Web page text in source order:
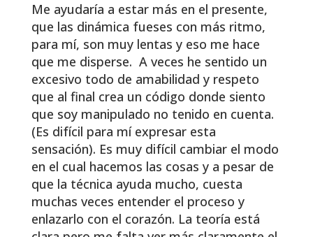
Me ayudaría a estar más en el presente,
que las dinámica fueses con más ritmo,
para mí, son muy lentas y eso me hace
que me disperse. A veces he sentido un
excesivo todo de amabilidad y respeto
que al final crea un código donde siento
que soy manipulado no tenido en cuenta.
(Es difícil para mí expresar esta
sensación). Es muy difícil cambiar el modo
en el cual hacemos las cosas y a pesar de
que la técnica ayuda mucho, cuesta
muchas veces entender el proceso y
enlazarlo con el corazón. La teoría está